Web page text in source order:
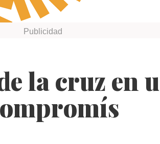
la cruz en